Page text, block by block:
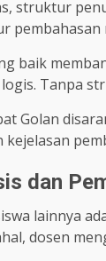
struktur
baik
Tanpa
Golan
dan
lainnya
dosen